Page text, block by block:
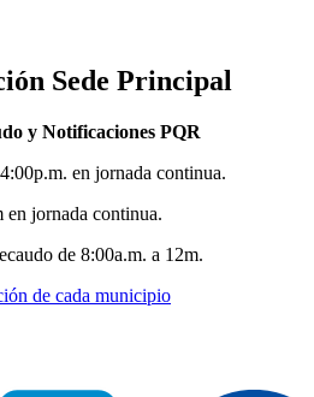
Sede Principal
y Notificaciones PQR
en jornada continua.
en jornada continua.
de 8:00a.m. a 12m.
de cada municipio